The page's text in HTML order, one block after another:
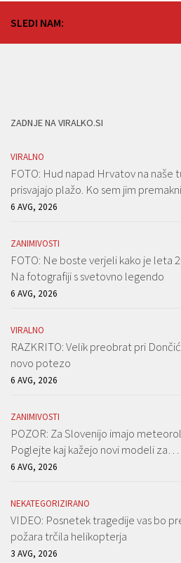
SLEDI NAM:
ZADNJE NA VIRALKO.SI
VIRALNO
FOTO: Hud napad Hrvatov na naše
prisvajajo plažo. Ko sem jim
6 AVG, 2026
ZANIMIVOSTI
FOTO: Ne boste verjeli kako je leta
Na fotografiji s svetovno legendo
6 AVG, 2026
VIRALNO
RAZKRITO: Velik preobrat pri
novo potezo
6 AVG, 2026
ZANIMIVOSTI
POZOR: Za Slovenijo imajo
Poglejte kaj kažejo novi modeli za…
6 AVG, 2026
NEKATEGORIZIRANO
VIDEO: Posnetek tragedije vas bo
požara trčila helikopterja
3 AVG, 2026